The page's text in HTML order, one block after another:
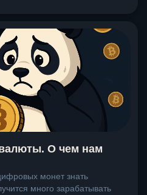
О чем нам
монет знать
много зарабатывать